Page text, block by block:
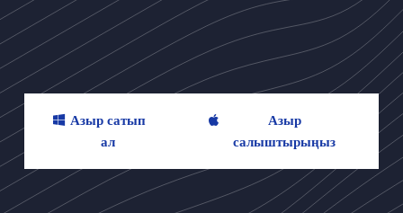
Азыр сатып
ал
Азыр
салыштырыңыз